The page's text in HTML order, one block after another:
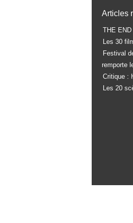
Articles
THE END
Les 30
Festival
remporte
Critique :
Les 20